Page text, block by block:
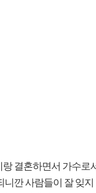
결혼하면서 가수로
니깐 사람들이 잘 잊지